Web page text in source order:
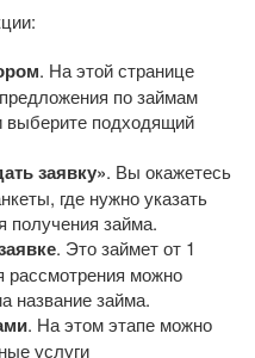
. На этой странице
по займам
выберите подходящий
заявку». Вы окажетесь
где нужно указать
займа.
. Это займет от 1
рассмотрения можно
название займа.
. На этом этапе можно
услуги